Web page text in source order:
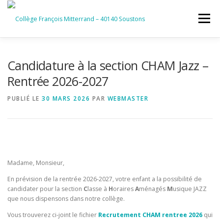
Aller
contenu
Menu
Candidature à la section CHAM Jazz –
Rentrée 2026-2027
PUBLIÉ LE 30 MARS 2026 PAR WEBMASTER
Madame, Monsieur,
En prévision de la rentrée 2026-2027, votre enfant a la possibilité de
candidater pour la section Classe à HorairesAménagés Musique JAZZ
que nous dispensons dans notre collège.
Vous trouverez ci-joint le fichier Recrutement CHAM rentree 2026 qui